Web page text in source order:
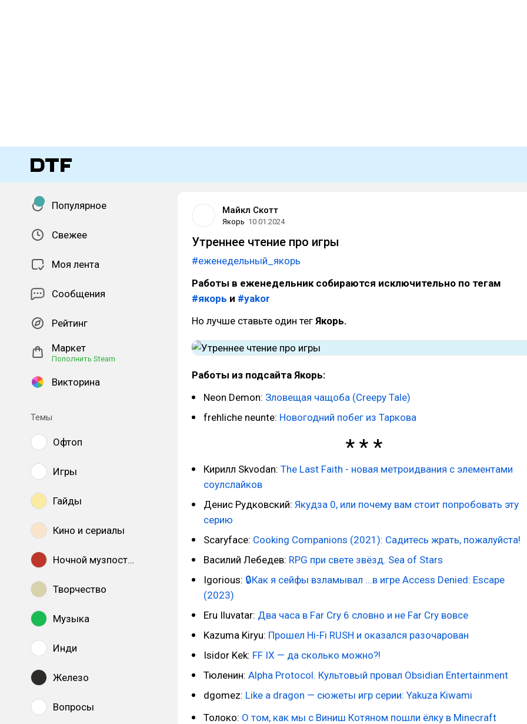
Популярное
Свежее
Моя лента
Сообщения
Рейтинг
Маркет
Пополнить Steam
Викторина
Темы
Офтоп
Игры
Гайды
Кино и сериалы
Ночной музпостинг
Творчество
Музыка
Инди
Железо
Вопросы
Майкл Скотт
Якорь 10.01.2024
Утреннее чтение про игры
#еженедельный_якорь
Работы в еженедельник собираются исключительно по тегам
#якорь и #yakor
Но лучше ставьте один тег Якорь.
Работы из подсайта Якорь:
Neon Demon: Зловещая чащоба (Creepy Tale)
frehliche neunte: Новогодний побег из Таркова
Кирилл Skvodan: The Last Faith - новая метроидвания с элементами
соулслайков
Денис Рудковский: Якудза 0, или почему вам стоит попробовать эту
серию
Scaryface: Cooking Companions (2021): Садитесь жрать, пожалуйста!
Василий Лебедев: RPG при свете звёзд. Sea of Stars
Igorious: 🔒Как я сейфы взламывал ...в игре Access Denied: Escape
(2023)
Eru Iluvatar: Два часа в Far Cry 6 словно и не Far Cry вовсе
Kazuma Kiryu: Прошел Hi-Fi RUSH и оказался разочарован
Isidor Kek: FF IX — да сколько можно?!
Тюленин: Alpha Protocol. Культовый провал Obsidian Entertainment
dgomez: Like a dragon — сюжеты игр серии: Yakuza Kiwami
Толоко: О том, как мы с Виниш Котяном пошли ёлку в Minecraft